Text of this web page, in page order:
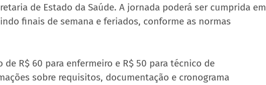
de Estado da Saúde. A jornada poderá ser cumprida em
finais de semana e feriados, conforme as normas
de R$ 60 para enfermeiro e R$ 50 para técnico de
sobre requisitos, documentação e cronograma